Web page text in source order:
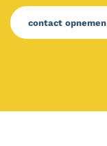
contact opnemen